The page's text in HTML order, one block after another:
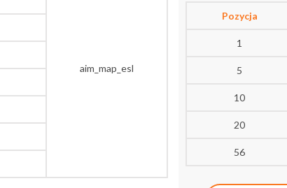
aim_map_esl
Pozycja
1
5
10
20
56